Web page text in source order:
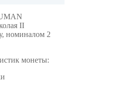
II
номиналом 2
монеты: